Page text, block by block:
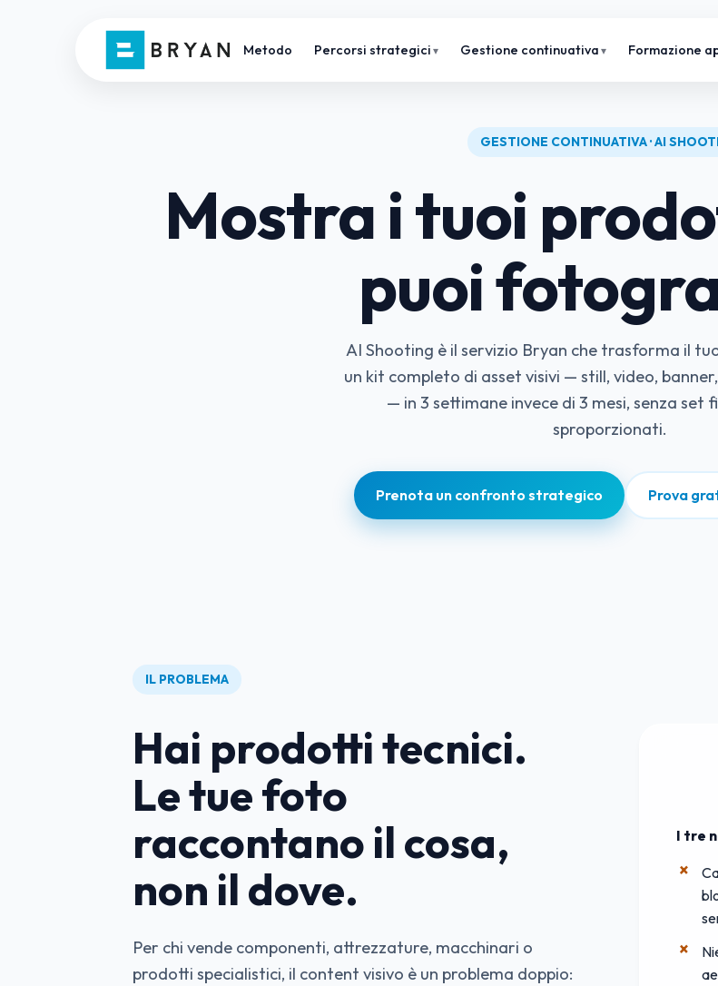
Metodo Percorsi strategici Gestione continuativa Formazione
GESTIONE CONTINUATIVA · AI
Mostra i tuoi
puoi
AI Shooting è il servizio Bryan che trasforma il
un kit completo di asset visivi — still, video,
— in 3 settimane invece di 3 mesi, senza set
sproporzionati.
Prenota un confronto strategico Prova
IL PROBLEMA
Hai prodotti tecnici.
Le tue foto
raccontano il cosa,
non il dove.
Per chi vende componenti, attrezzature, macchinari o
prodotti specialistici, il content visivo è un problema doppio:
I tre